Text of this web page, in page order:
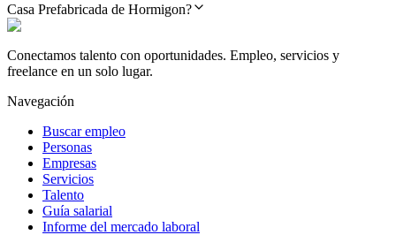
Casa Prefabricada de Hormigon?
Conectamos talento con oportunidades. Empleo, servicios y
freelance en un solo lugar.
Navegación
Buscar empleo
Personas
Empresas
Servicios
Talento
Guía salarial
Informe del mercado laboral